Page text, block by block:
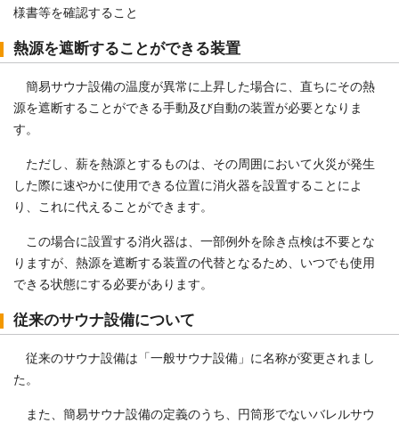
様書等を確認すること
熱源を遮断することができる装置
簡易サウナ設備の温度が異常に上昇した場合に、直ちにその熱
源を遮断することができる手動及び自動の装置が必要となりま
す。
ただし、薪を熱源とするものは、その周囲において火災が発生
した際に速やかに使用できる位置に消火器を設置することによ
り、これに代えることができます。
この場合に設置する消火器は、一部例外を除き点検は不要とな
りますが、熱源を遮断する装置の代替となるため、いつでも使用
できる状態にする必要があります。
従来のサウナ設備について
従来のサウナ設備は「一般サウナ設備」に名称が変更されまし
た。
また、簡易サウナ設備の定義のうち、円筒形でないバレルサウ